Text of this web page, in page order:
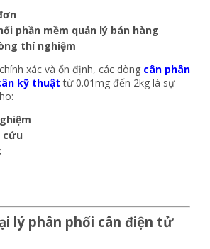
phần mềm quản lý bán hàng
thí nghiệm
xác và ổn định, các dòng cân phân
kỹ thuật từ 0.01mg đến 2kg là sự
cứu
lý phân phối cân điện tử